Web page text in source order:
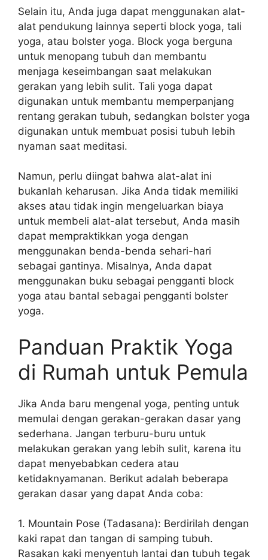
Selain itu, Anda juga dapat menggunakan alat-
alat pendukung lainnya seperti block yoga, tali
yoga, atau bolster yoga. Block yoga berguna
untuk menopang tubuh dan membantu
menjaga keseimbangan saat melakukan
gerakan yang lebih sulit. Tali yoga dapat
digunakan untuk membantu memperpanjang
rentang gerakan tubuh, sedangkan bolster yoga
digunakan untuk membuat posisi tubuh lebih
nyaman saat meditasi.
Namun, perlu diingat bahwa alat-alat ini
bukanlah keharusan. Jika Anda tidak memiliki
akses atau tidak ingin mengeluarkan biaya
untuk membeli alat-alat tersebut, Anda masih
dapat mempraktikkan yoga dengan
menggunakan benda-benda sehari-hari
sebagai gantinya. Misalnya, Anda dapat
menggunakan buku sebagai pengganti block
yoga atau bantal sebagai pengganti bolster
yoga.
Panduan Praktik Yoga
di Rumah untuk Pemula
Jika Anda baru mengenal yoga, penting untuk
memulai dengan gerakan-gerakan dasar yang
sederhana. Jangan terburu-buru untuk
melakukan gerakan yang lebih sulit, karena itu
dapat menyebabkan cedera atau
ketidaknyamanan. Berikut adalah beberapa
gerakan dasar yang dapat Anda coba:
1. Mountain Pose (Tadasana): Berdirilah dengan
kaki rapat dan tangan di samping tubuh.
Rasakan kaki menyentuh lantai dan tubuh tegak